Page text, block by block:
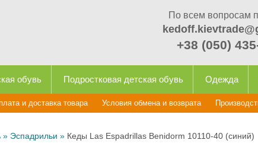
По всем вопросам
+38 (050)
обувь Подростковая детская обувь Одежда
и доставка товара Условия обмена и возврата
» Эспадрильи » Кеды Las Espadrillas Benidorm 10110-40 (синий)